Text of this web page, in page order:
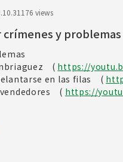
176 views
crímenes y
( https://
en las filas (
( https://